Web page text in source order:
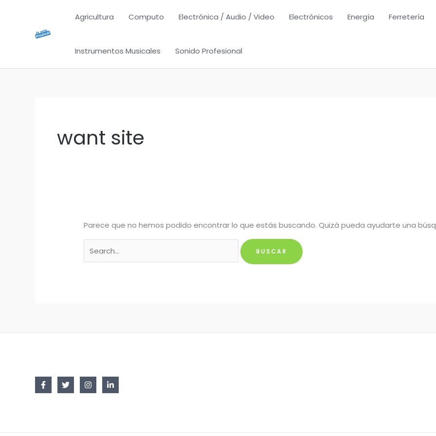
contenido
Agricultura Computo Electrónica / Audio / Video Electrónicos Energía Ferretería
Instrumentos Musicales Sonido Profesional
want site
Parece que no hemos podido encontrar lo que estás buscando. Quizá pueda ayudarte una